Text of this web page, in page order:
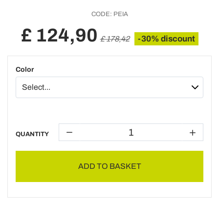
CODE: PEIA
£ 124,90 £ 178,42 -30% discount
Color
QUANTITY
ADD TO BASKET